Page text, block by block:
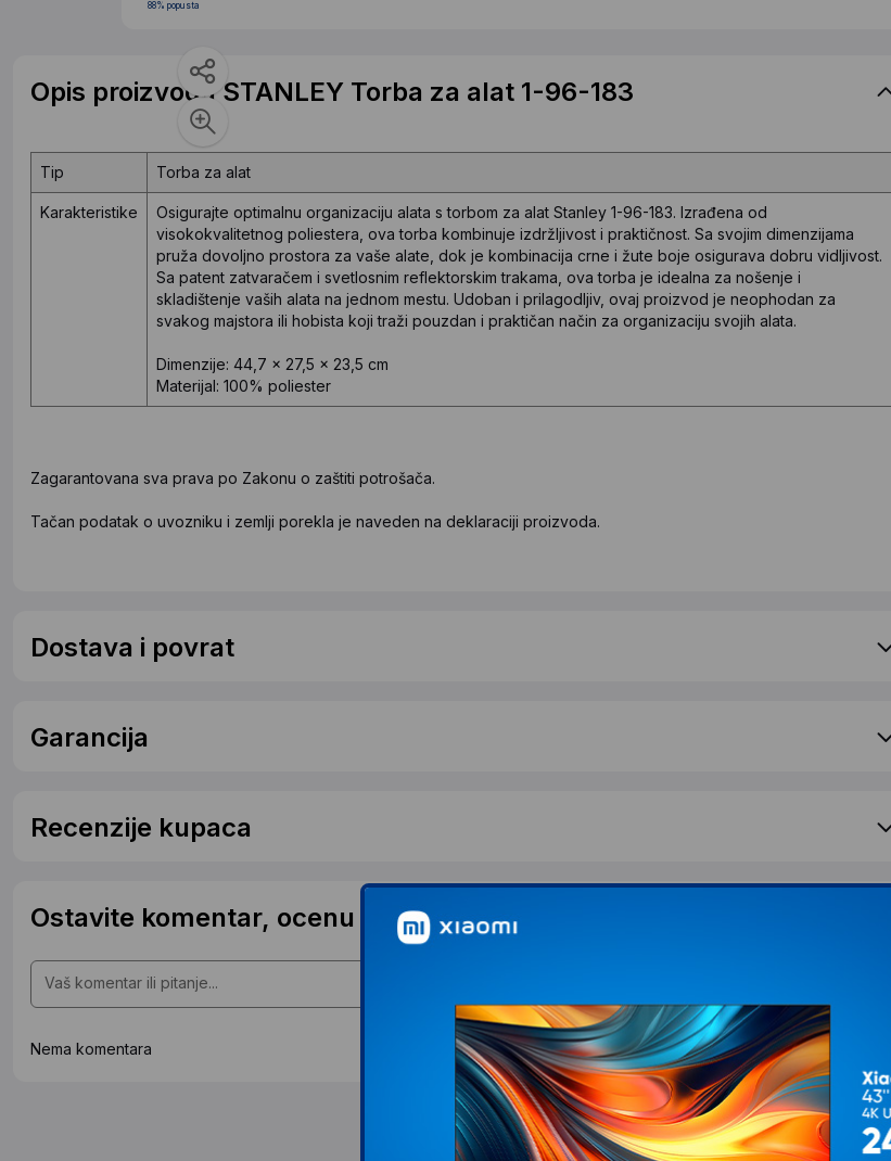
88% popusta
Opis proizvoda STANLEY Torba za alat 1-96-183
Tip Torba za alat
Karakteristike
Osigurajte optimalnu organizaciju alata s torbom za alat Stanley 1-96-183. Izrađena od
visokokvalitetnog poliestera, ova torba kombinuje izdržljivost i praktičnost. Sa svojim dimenzijama
pruža dovoljno prostora za vaše alate, dok je kombinacija crne i žute boje osigurava dobru vidljivost.
Sa patent zatvaračem i svetlosnim reflektorskim trakama, ova torba je idealna za nošenje i
skladištenje vaših alata na jednom mestu. Udoban i prilagodljiv, ovaj proizvod je neophodan za
svakog majstora ili hobista koji traži pouzdan i praktičan način za organizaciju svojih alata.
Dimenzije: 44,7 x 27,5 x 23,5 cm
Materijal: 100% poliester
Zagarantovana sva prava po Zakonu o zaštiti potrošača.
Tačan podatak o uvozniku i zemlji porekla je naveden na deklaraciji proizvoda.
Dostava i povrat
Garancija
Recenzije kupaca
Ostavite komentar, ocenu ili postavite pitanje
Nema komentara